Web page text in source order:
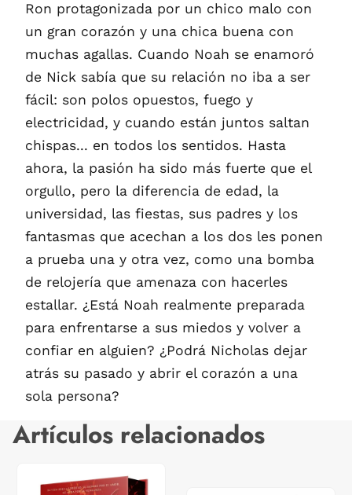
Ron protagonizada por un chico malo con
un gran corazón y una chica buena con
muchas agallas. Cuando Noah se enamoró
de Nick sabía que su relación no iba a ser
fácil: son polos opuestos, fuego y
electricidad, y cuando están juntos saltan
chispas... en todos los sentidos. Hasta
ahora, la pasión ha sido más fuerte que el
orgullo, pero la diferencia de edad, la
universidad, las fiestas, sus padres y los
fantasmas que acechan a los dos les ponen
a prueba una y otra vez, como una bomba
de relojería que amenaza con hacerles
estallar. ¿Está Noah realmente preparada
para enfrentarse a sus miedos y volver a
confiar en alguien? ¿Podrá Nicholas dejar
atrás su pasado y abrir el corazón a una
sola persona?
Artículos relacionados